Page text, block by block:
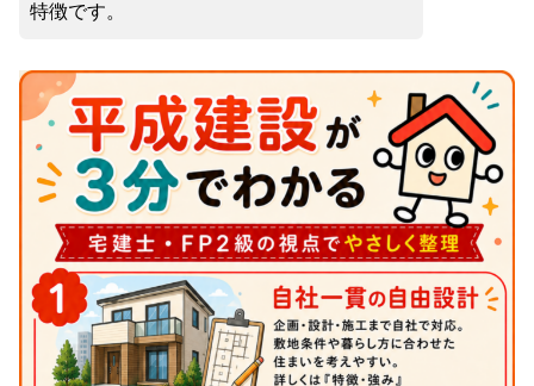
特徴です。